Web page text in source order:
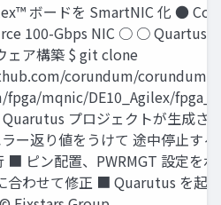
ボードを SmartNIC 化 ●
100-Gbps NIC ○ ○ Quartus
ェア構築 $ git clone
corundum/
mqnic/DE10_Agilex/
プロジェクトが生成さ
ー返り値をうけて 途中停止す
■ ピン配置、PWRMGT 設定を
合わせて修正 ■ Quarutus を起